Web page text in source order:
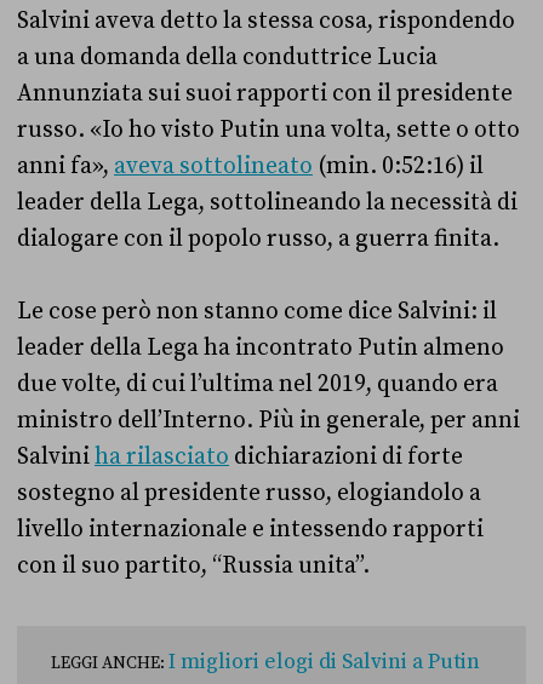
Salvini aveva detto la stessa cosa, rispondendo
a una domanda della conduttrice Lucia
Annunziata sui suoi rapporti con il presidente
russo. «Io ho visto Putin una volta, sette o otto
anni fa», aveva sottolineato (min. 0:52:16) il
leader della Lega, sottolineando la necessità di
dialogare con il popolo russo, a guerra finita.
Le cose però non stanno come dice Salvini: il
leader della Lega ha incontrato Putin almeno
due volte, di cui l’ultima nel 2019, quando era
ministro dell’Interno. Più in generale, per anni
Salviniha rilasciato dichiarazioni di forte
sostegno al presidente russo, elogiandolo a
livello internazionale e intessendo rapporti
con il suo partito, “Russia unita”.
LEGGI ANCHE: I migliori elogi di Salvini a Putin